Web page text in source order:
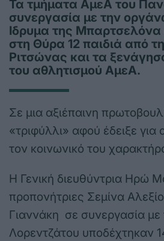
Τα τμήματα ΑμεΑ του
συνεργασία με την
Ιδρυμα της
στη Θύρα 12 παιδιά από
Ριτσώνας και τα
του αθλητισμού ΑμεΑ.
Σε μια αξιέπαινη
«τριφύλλι» αφού έδειξε
τον κοινωνικό του
Η Γενική διευθύντρια Ηρώ
προπονήτριες Σεμίνα
Γιαννάκη σε συνεργασία με
Λορεντζάτου υποδέχτηκαν